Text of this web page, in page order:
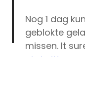
— TMF
Nog 1 dag
geblokte
missen. It